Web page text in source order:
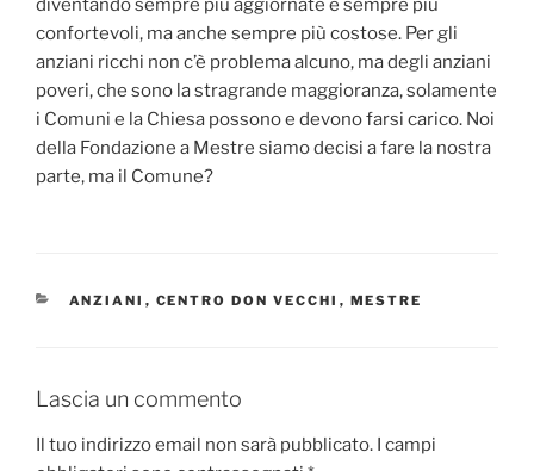
diventando sempre più aggiornate e sempre più
confortevoli, ma anche sempre più costose. Per gli
anziani ricchi non c’è problema alcuno, ma degli anziani
poveri, che sono la stragrande maggioranza, solamente
i Comuni e la Chiesa possono e devono farsi carico. Noi
della Fondazione a Mestre siamo decisi a fare la nostra
parte, ma il Comune?
CATEGORIE
ANZIANI , CENTRO DON VECCHI , MESTRE
Lascia un commento
Il tuo indirizzo email non sarà pubblicato. I campi